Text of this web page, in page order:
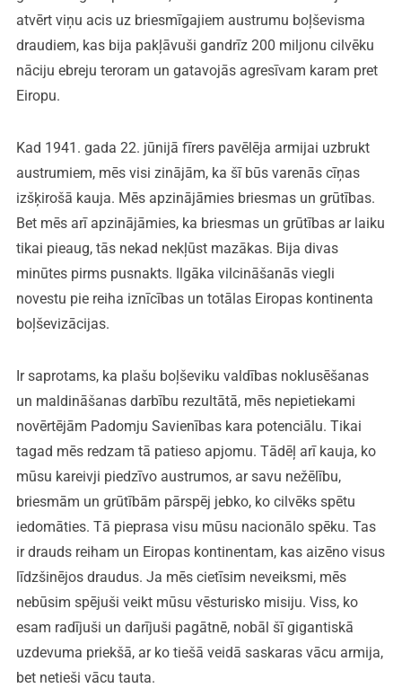
atvērt viņu acis uz briesmīgajiem austrumu boļševisma
draudiem, kas bija pakļāvuši gandrīz 200 miljonu cilvēku
nāciju ebreju teroram un gatavojās agresīvam karam pret
Eiropu.
Kad 1941. gada 22. jūnijā fīrers pavēlēja armijai uzbrukt
austrumiem, mēs visi zinājām, ka šī būs varenās cīņas
izšķirošā kauja. Mēs apzinājāmies briesmas un grūtības.
Bet mēs arī apzinājāmies, ka briesmas un grūtības ar laiku
tikai pieaug, tās nekad nekļūst mazākas. Bija divas
minūtes pirms pusnakts. Ilgāka vilcināšanās viegli
novestu pie reiha iznīcības un totālas Eiropas kontinenta
boļševizācijas.
Ir saprotams, ka plašu boļševiku valdības noklusēšanas
un maldināšanas darbību rezultātā, mēs nepietiekami
novērtējām Padomju Savienības kara potenciālu. Tikai
tagad mēs redzam tā patieso apjomu. Tādēļ arī kauja, ko
mūsu kareivji piedzīvo austrumos, ar savu nežēlību,
briesmām un grūtībām pārspēj jebko, ko cilvēks spētu
iedomāties. Tā pieprasa visu mūsu nacionālo spēku. Tas
ir drauds reiham un Eiropas kontinentam, kas aizēno visus
līdzšinējos draudus. Ja mēs cietīsim neveiksmi, mēs
nebūsim spējuši veikt mūsu vēsturisko misiju. Viss, ko
esam radījuši un darījuši pagātnē, nobāl šī gigantiskā
uzdevuma priekšā, ar ko tiešā veidā saskaras vācu armija,
bet netieši vācu tauta.